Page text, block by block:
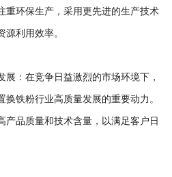
重环保生产，采用更先进的生产技术
利用效率。
在竞争日益激烈的市场环境下，
铁粉行业高质量发展的重要动力。
产品质量和技术含量，以满足客户日